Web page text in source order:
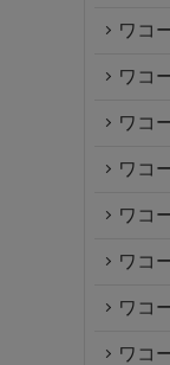
ワコ
ワコ
ワコ
ワコ
ワコ
ワコ
ワコ
ワコ